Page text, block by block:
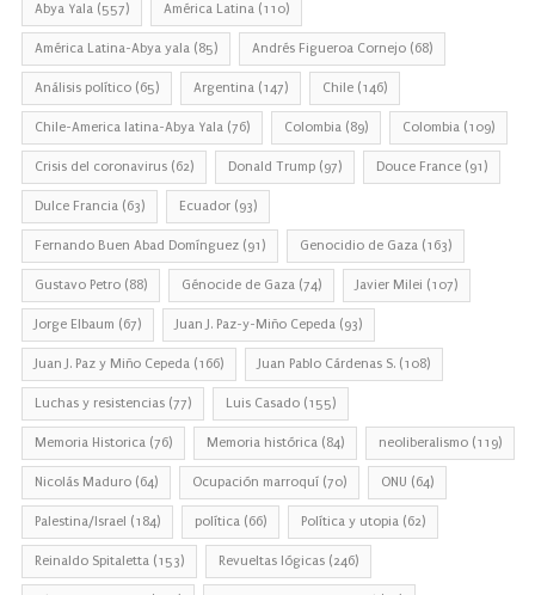
Abya Yala (557) América Latina (110)
América Latina-Abya yala (85) Andrés Figueroa Cornejo (68)
Análisis político (65) Argentina (147) Chile (146)
Chile-America latina-Abya Yala (76) Colombia (89) Colombia (109)
Crisis del coronavirus (62) Donald Trump (97) Douce France (91)
Dulce Francia (63) Ecuador (93)
Fernando Buen Abad Domínguez (91) Genocidio de Gaza (163)
Gustavo Petro (88) Génocide de Gaza (74) Javier Milei (107)
Jorge Elbaum (67) Juan J. Paz-y-Miño Cepeda (93)
Juan J. Paz y Miño Cepeda (166) Juan Pablo Cárdenas S. (108)
Luchas y resistencias (77) Luis Casado (155)
Memoria Historica (76) Memoria histórica (84) neoliberalismo (119)
Nicolás Maduro (64) Ocupación marroquí (70) ONU (64)
Palestina/Israel (184) política (66) Política y utopia (62)
Reinaldo Spitaletta (153) Revueltas lógicas (246)